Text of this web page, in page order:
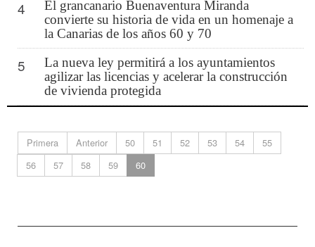
4
El grancanario Buenaventura Miranda
convierte su historia de vida en un homenaje a
la Canarias de los años 60 y 70
5
La nueva ley permitirá a los ayuntamientos
agilizar las licencias y acelerar la construcción
de vivienda protegida
Primera Anterior 50 51 52 53 54
55
56
57 58 59 60